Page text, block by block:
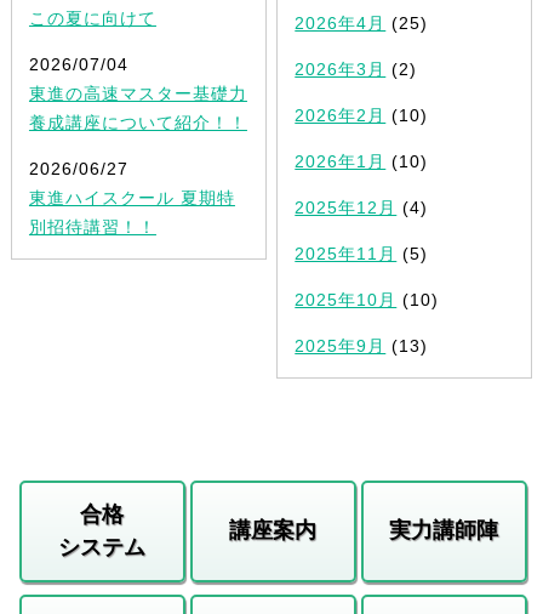
この夏に向けて
2026/07/04
東進の高速マスター基礎力
養成講座について紹介！！
2026/06/27
東進ハイスクール 夏期特
別招待講習！！
2026年4月 (25)
2026年3月 (2)
2026年2月 (10)
2026年1月 (10)
2025年12月 (4)
2025年11月 (5)
2025年10月 (10)
2025年9月 (13)
合格
システム
講座案内 実力講師陣